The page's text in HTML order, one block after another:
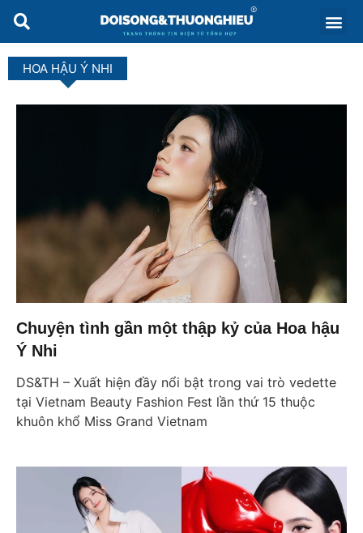
HOA HẬU Ý NHI
Chuyện tình gần một thập kỷ của Hoa hậu
Ý Nhi
DS&TH – Xuất hiện đầy nổi bật trong vai trò vedette
tại Vietnam Beauty Fashion Fest lần thứ 15 thuộc
khuôn khổ Miss Grand Vietnam